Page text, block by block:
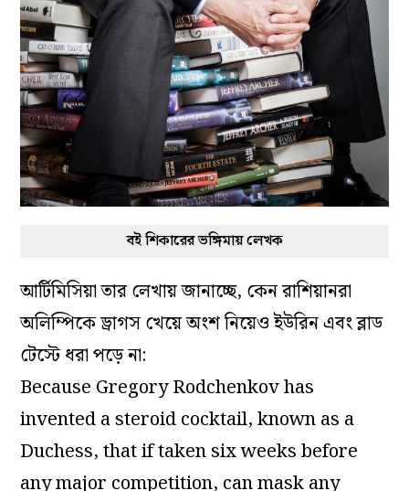
বই শিকারের ভঙ্গিমায় লেখক
আর্টিমিসিয়া তার লেখায় জানাচ্ছে, কেন রাশিয়ানরা
অলিম্পিকে ড্রাগস খেয়ে অংশ নিয়েও ইউরিন এবং ব্লাড
টেস্টে ধরা পড়ে না:
Because Gregory Rodchenkov has
invented a steroid cocktail, known as a
Duchess, that if taken six weeks before
any major competition, can mask any